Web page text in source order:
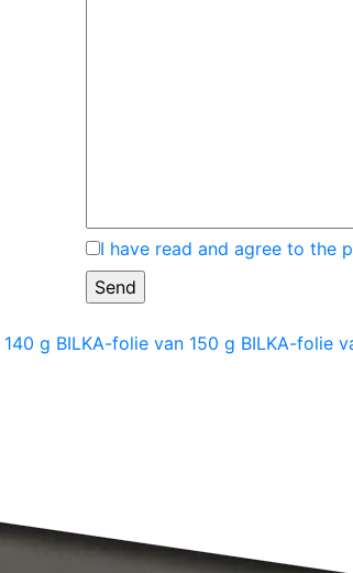
I have read and agree to the
g BILKA-folie van 150 g BILKA-folie